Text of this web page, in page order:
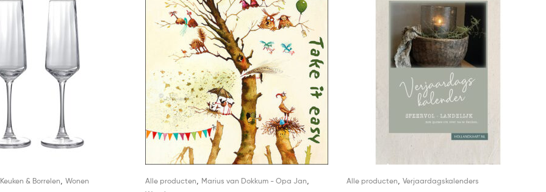
Keuken & Borrelen, Wonen Alle producten, Marius van Dokkum - Opa Jan, Alle producten, Verjaardagskalenders